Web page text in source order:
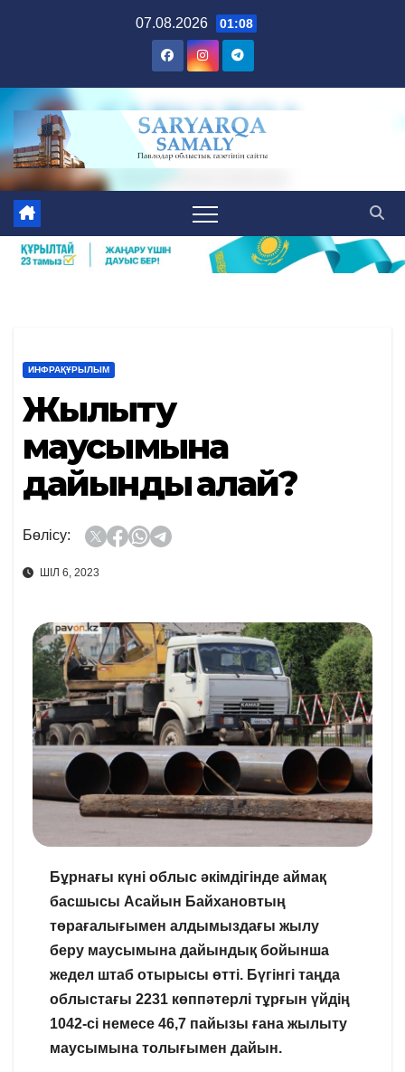
07.08.2026 01:08
ИНФРАҚҰРЫЛЫМ
Жылыту
маусымына
дайындық қалай?
Бөлісу:
ШІЛ 6, 2023
Бұрнағы күні облыс әкімдігінде аймақ
басшысы Асайын Байхановтың
төрағалығымен алдымыздағы жылу
беру маусымына дайындық бойынша
жедел штаб отырысы өтті. Бүгінгі таңда
облыстағы 2231 көппәтерлі тұрғын үйдің
1042-сі немесе 46,7 пайызы ғана жылыту
маусымына толығымен дайын.